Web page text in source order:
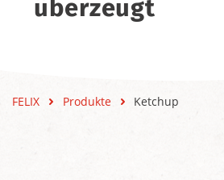
überzeugt
FELIX Produkte Ketchup